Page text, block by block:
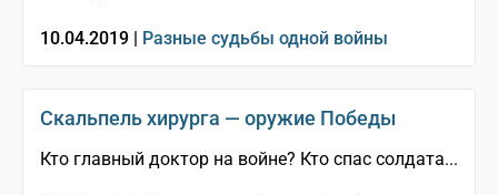
10.04.2019 | Разные судьбы одной войны
Скальпель хирурга — оружие Победы
Кто главный доктор на войне? Кто спас солдата...